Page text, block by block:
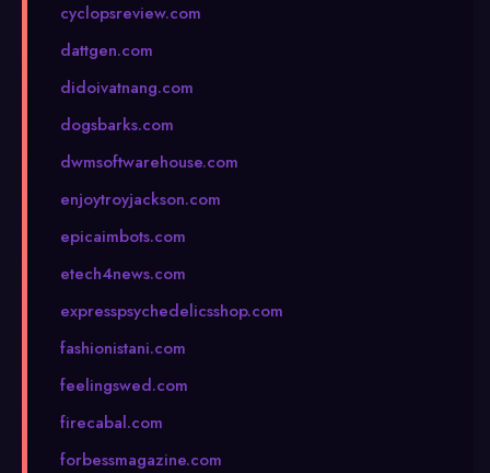
cyclopsreview.com
dattgen.com
didoivatnang.com
dogsbarks.com
dwmsoftwarehouse.com
enjoytroyjackson.com
epicaimbots.com
etech4news.com
expresspsychedelicsshop.com
fashionistani.com
feelingswed.com
firecabal.com
forbessmagazine.com